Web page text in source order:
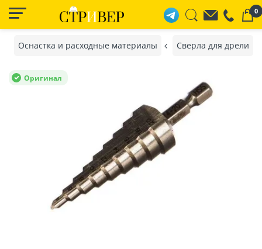
0
Оснастка и расходные материалы Сверла для дрели
Оригинал